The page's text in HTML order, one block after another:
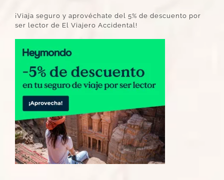
¡Viaja seguro y aprovéchate del 5% de descuento por
ser lector de El Viajero Accidental!